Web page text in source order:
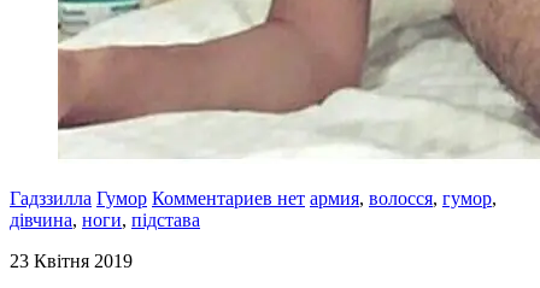
Гадззилла Гумор Комментариев нет армия, волосся, гумор,
дівчина, ноги, підстава
23 Квітня 2019